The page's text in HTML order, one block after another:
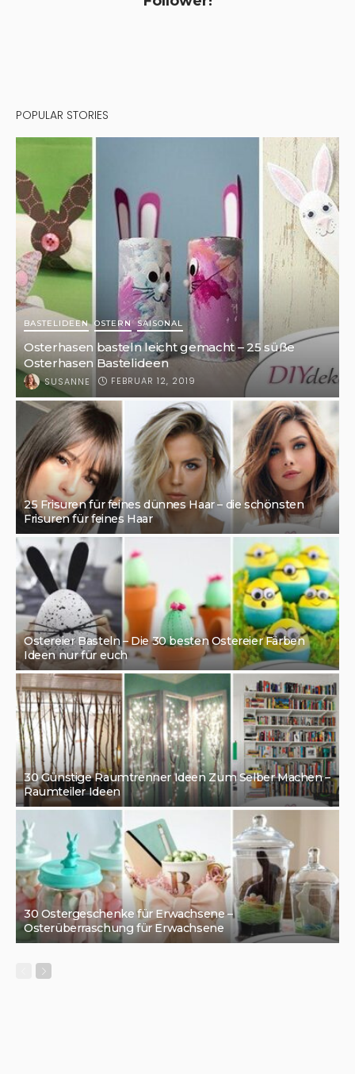
POPULAR STORIES
BASTELIDEEN OSTERN SAISONAL
Osterhasen basteln leicht gemacht – 25 süße
Osterhasen Bastelideen
SUSANNE FEBRUAR 12, 2019
25 Frisuren für feines dünnes Haar – die schönsten
Frisuren für feines Haar
Ostereier Basteln – Die 30 besten Ostereier Färben
Ideen nur für euch
30 Günstige Raumtrenner Ideen Zum Selber Machen –
Raumteiler Ideen
30 Ostergeschenke für Erwachsene –
Osterüberraschung für Erwachsene